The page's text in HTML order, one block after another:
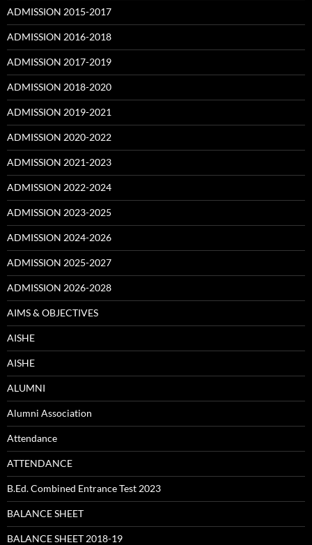
ADMISSION 2015-2017
ADMISSION 2016-2018
ADMISSION 2017-2019
ADMISSION 2018-2020
ADMISSION 2019-2021
ADMISSION 2020-2022
ADMISSION 2021-2023
ADMISSION 2022-2024
ADMISSION 2023-2025
ADMISSION 2024-2026
ADMISSION 2025-2027
ADMISSION 2026-2028
AIMS & OBJECTIVES
AISHE
AISHE
ALUMNI
Alumni Association
Attendance
ATTENDANCE
B.Ed. Combined Entrance Test 2023
BALANCE SHEET
BALANCE SHEET 2018-19